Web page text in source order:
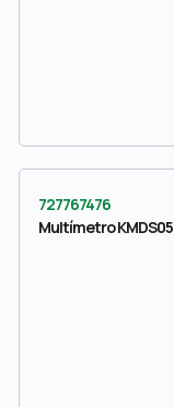
727767476
Multímetro KMDS05